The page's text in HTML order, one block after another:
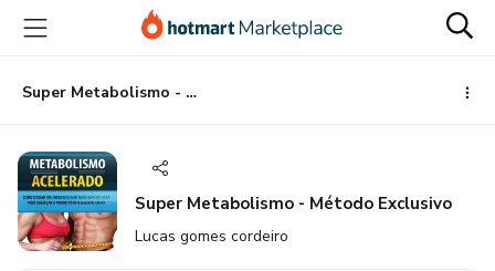
para
conteúdo
principal
para
pagamento
para
rodapé
Super Metabolismo - Método Exclusivo
Super Metabolismo - Método Exclusivo
Lucas gomes cordeiro